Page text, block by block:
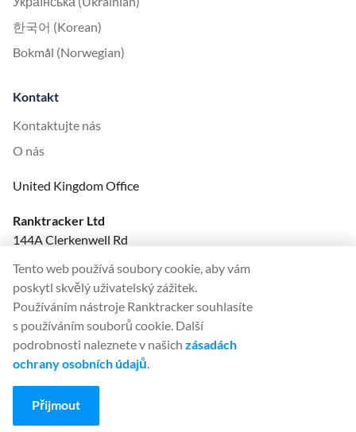
한국어 (Korean)
Bokmål (Norwegian)
Kontakt
Kontaktujte nás
O nás
United Kingdom Office
Ranktracker Ltd
144A Clerkenwell Rd
Company No: 08820809
felix@ranktracker.com
2015 -2026© Ranktracker. All Rights Reserved.
Tento web používá soubory cookie, aby vám
poskytl skvělý uživatelský zážitek.
Používáním nástroje Ranktracker souhlasíte
s používáním souborů cookie. Další
podrobnosti naleznete v našich zásadách
ochrany osobních údajů.
Přijmout